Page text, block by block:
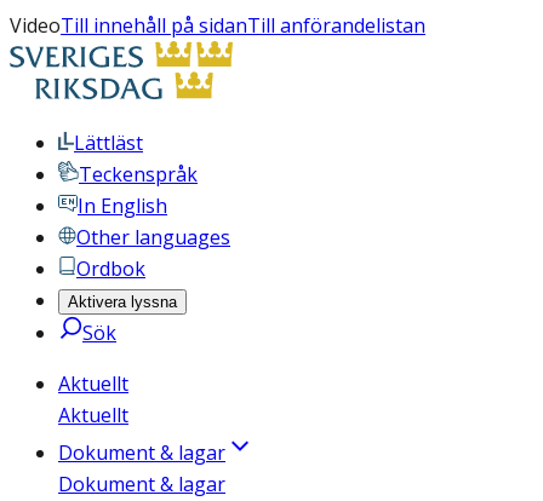
VideoTill innehåll på sidanTill anförandelistan
Lättläst
Teckenspråk
In English
Other languages
Ordbok
Aktivera lyssna
Sök
Aktuellt
Aktuellt
Dokument & lagar
Dokument & lagar